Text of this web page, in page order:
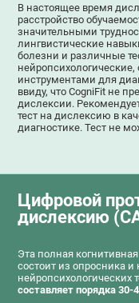
В настоящее время
расстройство
значительными
лингвистические
болезни и различные
инструментами для
ввиду, что CogniFit не
дислексии.
тест на дислексию в
диагностике. Тест не
Цифровой
дислексию
Эта полная
состоит из опросника
нейропсихологических
составляет порядка 30-